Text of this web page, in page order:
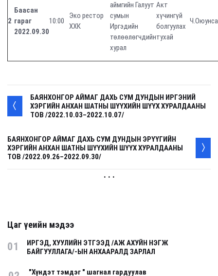
2
Баасан
гараг
2022.09.30
10:00
Эко рестор
ХХК
аймгийн Галуут
сумын
Иргэдийн
төлөөлөгчдийн
хурал
Акт
хүчингүй
болгуулах
тухай
БАЯНХОНГОР АЙМАГ ДАХЬ СУМ ДУНДЫН ИРГЭНИЙ
ХЭРГИЙН АНХАН ШАТНЫ ШҮҮХИЙН ШҮҮХ ХУРАЛДААНЫ
ТОВ /2022.10.03–2022.10.07/
БАЯНХОНГОР АЙМАГ ДАХЬ СУМ ДУНДЫН ЭРҮҮГИЙН
ХЭРГИЙН АНХАН ШАТНЫ ШҮҮХИЙН ШҮҮХ ХУРАЛДААНЫ
ТОВ /2022.09.26–2022.09.30/
. . .
Цаг үеийн мэдээ
01
ИРГЭД, ХУУЛИЙН ЭТГЭЭД /АЖ АХУЙН НЭГЖ
БАЙГУУЛЛАГА/-ЫН АНХААРАЛД ЗАРЛАЛ
"Хүндэт тэмдэг " шагнал гардуулав